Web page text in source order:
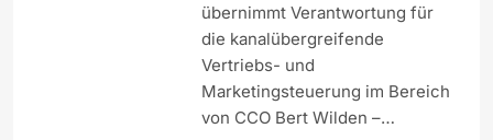
übernimmt Verantwortung für
die kanalübergreifende
Vertriebs- und
Marketingsteuerung im Bereich
von CCO Bert Wilden –…